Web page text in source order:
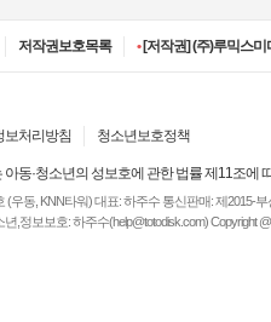
저작권보호목록
•[저작권] (주)루믹스미
•[저작권] (주)JAYE -
보처리방침 청소년보호정책
아동·청소년의 성보호에 관한 법률 제11조에
동, KNN타워) 대표: 하주수 통신판매: 제2015-
,정보보호: 하주수(help@totodisk.com) Copyright